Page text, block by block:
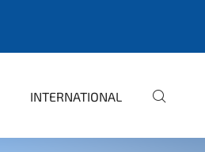
INTERNATIONAL